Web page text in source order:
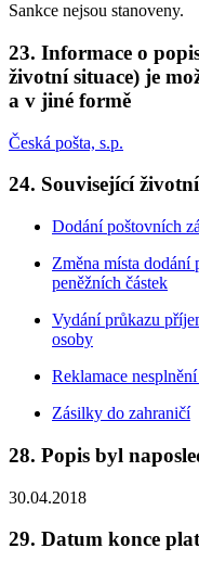
Sankce nejsou stanoveny.
23. Informace o
životní situace) je
a v jiné formě
Česká pošta, s.p.
24. Související
Dodání poštovních
Změna místa dodání
peněžních částek
Vydání průkazu
osoby
Reklamace
Zásilky do zahraničí
28. Popis byl
30.04.2018
29. Datum konce